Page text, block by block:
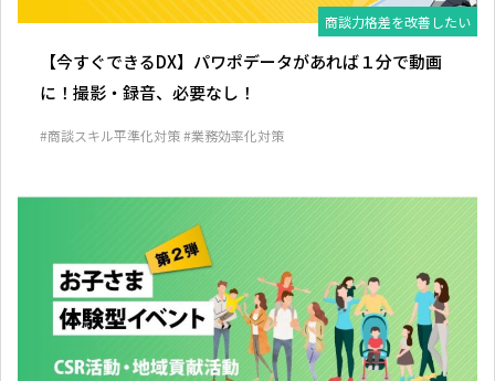
商談力格差を改善したい
【今すぐできるDX】パワポデータがあれば１分で動画
に！撮影・録音、必要なし！
#商談スキル平準化対策#業務効率化対策